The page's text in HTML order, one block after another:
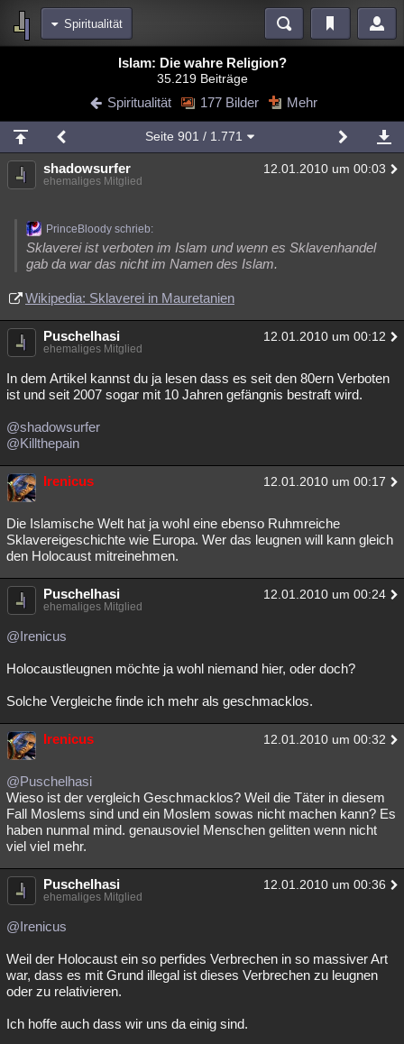
Spiritualität
Diskussionen Blogs Videos
Chat Wiki Neuigkeiten
meine Rubriken
Menschen Wissenschaft Mystery Kriminalfälle
Natur Umfragen Unterhaltung
weitere Rubriken
Philosophie Träume Orte Esoterik
Astronomie Helpdesk Gaming Filme
Übersichten
Besucht Teilgenommen
Islam: Die wahre Religion?
35.219 Beiträge
Spiritualität 177 Bilder Mehr
Seite 901 / 1.771
shadowsurfer 12.01.2010 um 00:03
ehemaliges Mitglied
PrinceBloody schrieb:
Sklaverei ist verboten im Islam und wenn es Sklavenhandel
gab da war das nicht im Namen des Islam.
Wikipedia: Sklaverei in Mauretanien
Puschelhasi 12.01.2010 um 00:12
ehemaliges Mitglied
In dem Artikel kannst du ja lesen dass es seit den 80ern Verboten
ist und seit 2007 sogar mit 10 Jahren gefängnis bestraft wird.
@shadowsurfer
@Killthepain
Irenicus 12.01.2010 um 00:17
Die Islamische Welt hat ja wohl eine ebenso Ruhmreiche
Sklavereigeschichte wie Europa. Wer das leugnen will kann gleich
den Holocaust mitreinehmen.
Puschelhasi 12.01.2010 um 00:24
ehemaliges Mitglied
@Irenicus
Holocaustleugnen möchte ja wohl niemand hier, oder doch?
Solche Vergleiche finde ich mehr als geschmacklos.
Irenicus 12.01.2010 um 00:32
@Puschelhasi
Wieso ist der vergleich Geschmacklos? Weil die Täter in diesem
Fall Moslems sind und ein Moslem sowas nicht machen kann? Es
haben nunmal mind. genausoviel Menschen gelitten wenn nicht
viel viel mehr.
Puschelhasi 12.01.2010 um 00:36
ehemaliges Mitglied
@Irenicus
Weil der Holocaust ein so perfides Verbrechen in so massiver Art
war, dass es mit Grund illegal ist dieses Verbrechen zu leugnen
oder zu relativieren.
Ich hoffe auch dass wir uns da einig sind.